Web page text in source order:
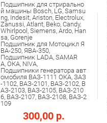
Подшипник для стрирально
й машины Bosch, LG, Samsu
ng, Indesit, Ariston, Electrolux,
Zanussi, Atlant, Beko, Candy,
Whirlpool, Siemens, Ardo, Han
sa, Gorenje
Подшипник для Мотоцикл Я
ВА-250, ЯВА-350,
Подшипник LADA, SAMAR
A, ОКА, NIVA,
Подшипники генератора авт
омобиля ВАЗ-1111 ОКА, ЗАЗ
-1102, ВАЗ-2101, ВАЗ-2102, В
АЗ-2103, ВАЗ-2105, ВАЗ-210
6, ВАЗ-2107, ВАЗ-2108, ВАЗ-2
109
300,00 р.